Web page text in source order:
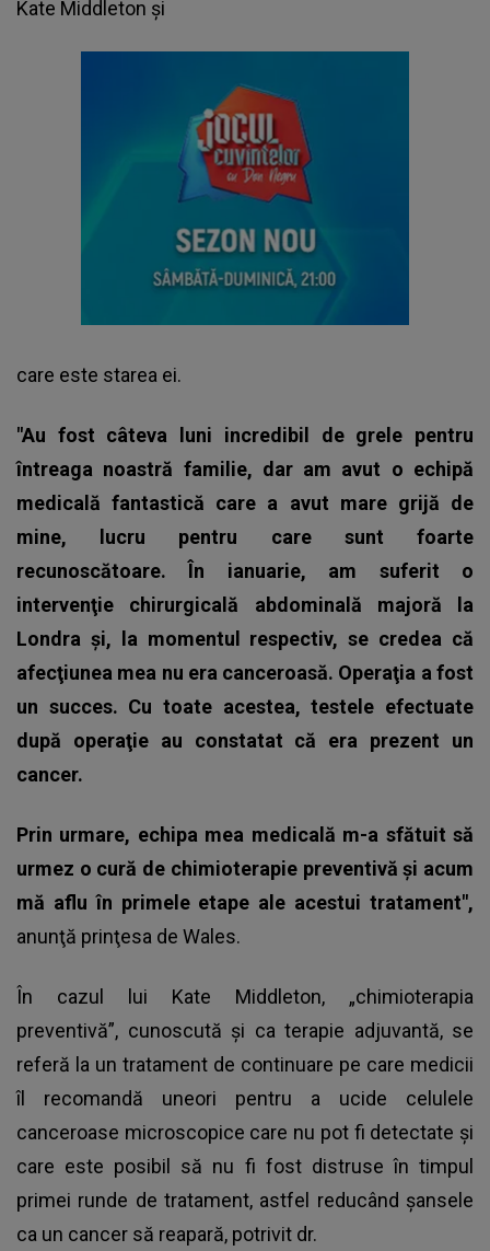
Kate Middleton și
care este starea ei.
"Au fost câteva luni incredibil de grele pentru
întreaga noastră familie, dar am avut o echipă
medicală fantastică care a avut mare grijă de
mine, lucru pentru care sunt foarte
recunoscătoare. În ianuarie, am suferit o
intervenţie chirurgicală abdominală majoră la
Londra şi, la momentul respectiv, se credea că
afecţiunea mea nu era canceroasă. Operaţia a fost
un succes. Cu toate acestea, testele efectuate
după operaţie au constatat că era prezent un
cancer.
Prin urmare, echipa mea medicală m-a sfătuit să
urmez o cură de chimioterapie preventivă şi acum
mă aflu în primele etape ale acestui tratament",
anunţă prinţesa de Wales.
În cazul lui Kate Middleton, „chimioterapia
preventivă”, cunoscută și ca terapie adjuvantă, se
referă la un tratament de continuare pe care medicii
îl recomandă uneori pentru a ucide celulele
canceroase microscopice care nu pot fi detectate și
care este posibil să nu fi fost distruse în timpul
primei runde de tratament, astfel reducând șansele
ca un cancer să reapară, potrivit dr.